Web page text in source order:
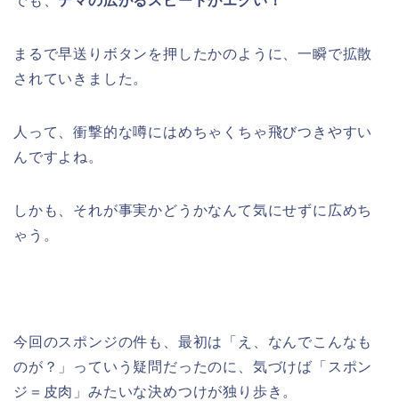
まるで早送りボタンを押したかのように、一瞬で拡散
されていきました。
人って、衝撃的な噂にはめちゃくちゃ飛びつきやすい
んですよね。
しかも、それが事実かどうかなんて気にせずに広めち
ゃう。
今回のスポンジの件も、最初は「え、なんでこんなも
のが？」っていう疑問だったのに、気づけば「スポン
ジ＝皮肉」みたいな決めつけが独り歩き。